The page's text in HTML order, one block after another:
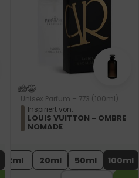
Unisex Parfum – 773 (100ml)
Inspiriert von:
LOUIS VUITTON - OMBRE
NOMADE
2ml 20ml 50ml 100ml